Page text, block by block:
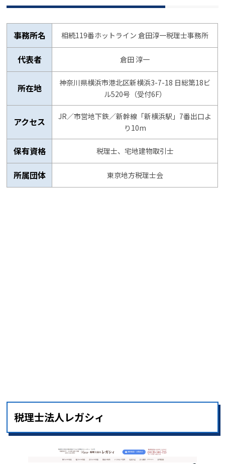
事務所名 相続119番ホットライン 倉田淳一税理士事務所
代表者 倉田 淳一
所在地
神奈川県横浜市港北区新横浜3-7-18 日総第18ビ
ル520号（受付6F）
アクセス
JR／市営地下鉄／新幹線「新横浜駅」7番出口よ
り10m
保有資格 税理士、宅地建物取引士
所属団体 東京地方税理士会
税理士法人レガシィ